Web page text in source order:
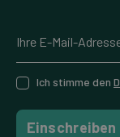
Ich stimme den
Einschreiben